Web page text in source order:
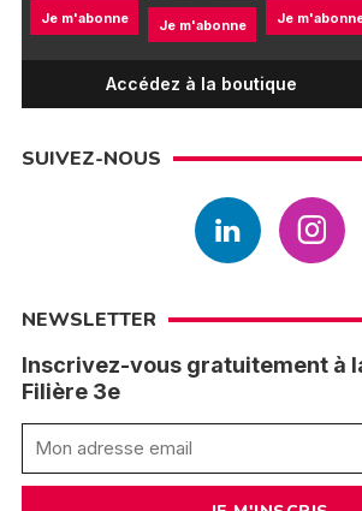
Je m'abonne Je m'abonne Je
Accédez à la boutique
SUIVEZ-NOUS
NEWSLETTER
Inscrivez-vous gratuitement à
Filière 3e